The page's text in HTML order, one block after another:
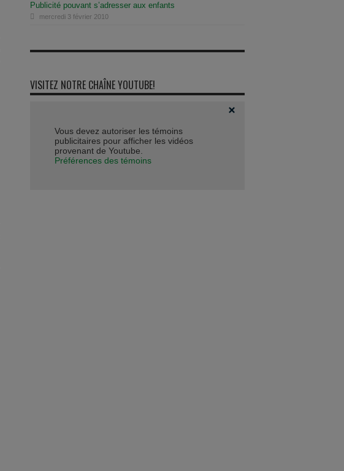
Publicité pouvant s’adresser aux enfants
mercredi 3 février 2010
VISITEZ NOTRE CHAÎNE YOUTUBE!
Vous devez autoriser les témoins
publicitaires pour afficher les vidéos
provenant de Youtube.
Préférences des témoins